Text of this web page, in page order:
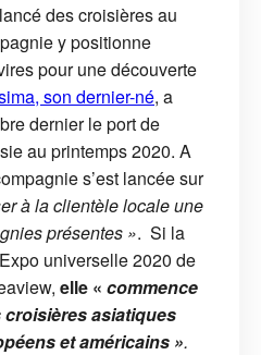
des croisières au
y positionne
pour une découverte
son dernier-né, a
dernier le port de
au printemps 2020. A
s’est lancée sur
à la clientèle locale une
présentes ». Si la
universelle 2020 de
elle « commence
asiatiques
et américains ».